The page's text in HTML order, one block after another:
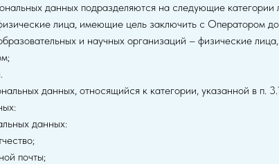
данных подразделяются на следующие категории
лица, имеющие цель заключить с Оператором
и научных организаций – физические
данных, относящийся к категории, указанной в п.
данных:
почты;